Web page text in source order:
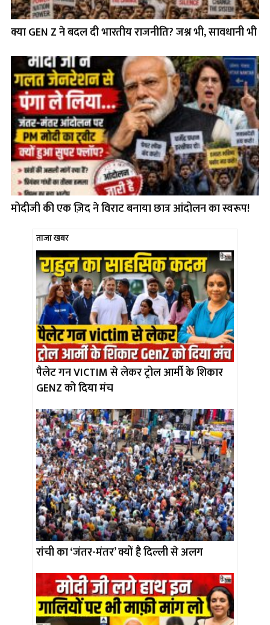
क्या GEN Z ने बदल दी भारतीय राजनीति? जश्न भी, सावधानी भी
मोदीजी की एक ज़िद ने विराट बनाया छात्र आंदोलन का स्वरूप!
ताजा खबर
पैलेट गन VICTIM से लेकर ट्रोल आर्मी के शिकार
GENZ को दिया मंच
रांची का ‘जंतर-मंतर’ क्यों है दिल्ली से अलग